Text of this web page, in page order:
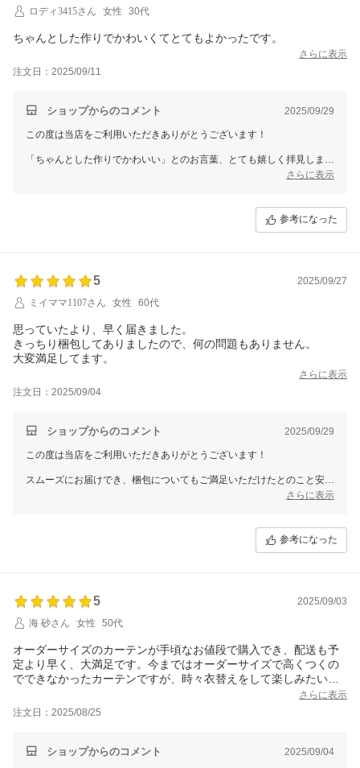
ロディ3415さん
女性 30代
ちゃんとした作りでかわいくてとてもよかったです。
さらに表示
注文日：2025/09/11
ショップからのコメント 2025/09/29
この度は当店をご利用いただきありがとうございます！
「ちゃんとした作りでかわいい」とのお言葉、とても嬉しく拝見しまし
さらに表示
参考になった
5
2025/09/27
ミイママ1107さん
女性 60代
思っていたより、早く届きました。
きっちり梱包してありましたので、何の問題もありません。
大変満足してます。
さらに表示
注文日：2025/09/04
ショップからのコメント 2025/09/29
この度は当店をご利用いただきありがとうございます！
スムーズにお届けでき、梱包についてもご満足いただけたとのこと安心
今後も安心してお買い物いただけるよう努めてまいりますので、またの
さらに表示
参考になった
5
2025/09/03
海 砂さん
女性 50代
オーダーサイズのカーテンが手頃なお値段で購入でき、配送も予
定より早く、大満足です。今まではオーダーサイズで高くつくの
でできなかったカーテンですが、時々衣替えをして楽しみたいと
さらに表示
注文日：2025/08/25
ショップからのコメント 2025/09/04